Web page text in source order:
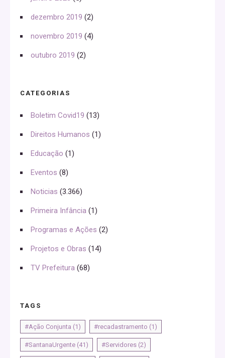
dezembro 2019 (2)
novembro 2019 (4)
outubro 2019 (2)
CATEGORIAS
Boletim Covid19 (13)
Direitos Humanos (1)
Educação (1)
Eventos (8)
Noticias (3.366)
Primeira Infância (1)
Programas e Ações (2)
Projetos e Obras (14)
TV Prefeitura (68)
TAGS
#Ação Conjunta (1) #recadastramento (1)
#SantanaUrgente (41) #Servidores (2)